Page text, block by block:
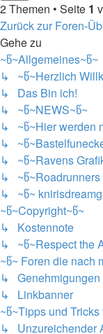
2 Themen • Seite 1
Zurück zur Foren-
Gehe zu
~წ~Allgemeines~წ~
↳ ~წ~Herzlich
↳ Das Bin ich!
↳ ~წ~NEWS~წ~
↳ ~წ~Hier werden
↳
↳ ~წ~Ravens
↳ ~წ~Roadrunners
↳ ~წ~
~წ~Copyright~წ~
↳ Kostennote
↳ ~წ~Respect the
~წ~ Foren die nach
↳ Genehmigungen
↳ Linkbanner
~წ~Tipps und
↳ Unzureichender